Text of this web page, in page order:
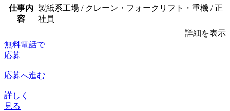
仕事内
容
製紙系工場 / クレーン・フォークリフト・重機 / 正
社員
詳細を表示
無料電話で
応募
応募へ進む
詳しく
見る